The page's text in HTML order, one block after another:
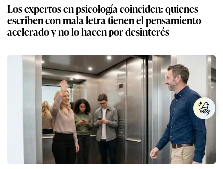
Los expertos en psicología coinciden: quienes
escriben con mala letra tienen el pensamiento
acelerado y no lo hacen por desinterés